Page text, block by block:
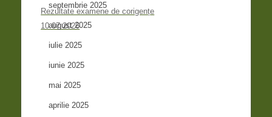
Rezultate examene de corigențe
10.07.2026
septembrie 2025
august 2025
iulie 2025
iunie 2025
mai 2025
aprilie 2025